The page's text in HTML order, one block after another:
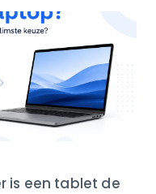
is een tablet de